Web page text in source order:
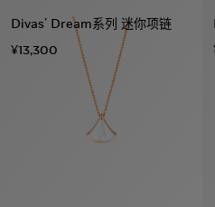
Divas’ Dream系列 迷你项链
¥13,300